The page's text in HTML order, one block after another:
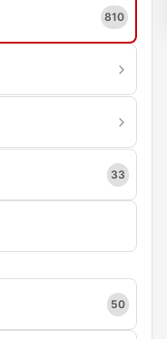
810
33
50